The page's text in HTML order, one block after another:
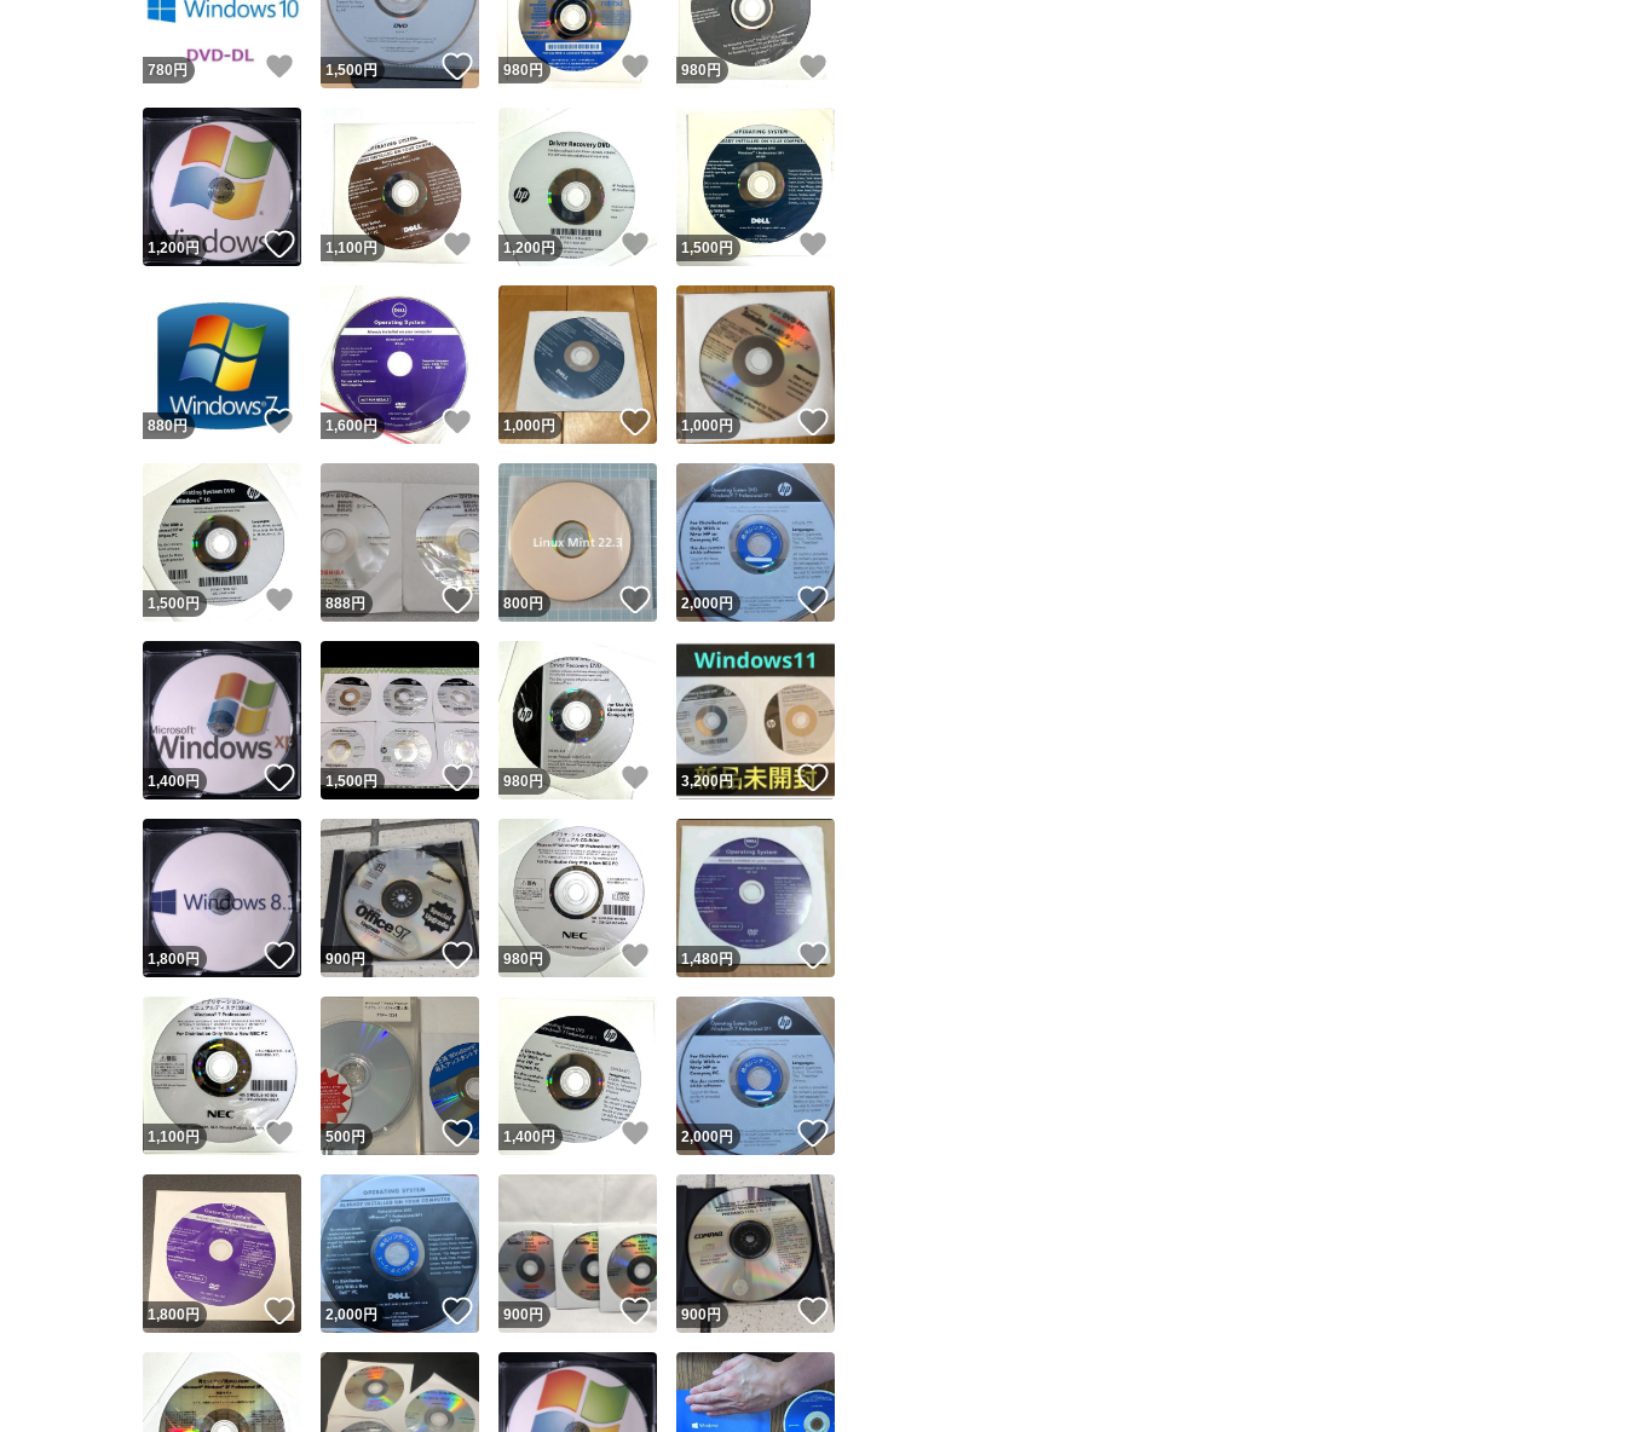
スピード＆安心発送
このユーザーは高頻度で24時間以内＆設定した発送日数内に発送してい
ます
スピード発送 このユーザーは高頻度で24時間以内に発送しています
安心発送 このユーザーは設定した発送日数内に発送しています
780 円 いいね！
1,500円 いいね！
980 円 いいね！
980 円
1,200円 いいね！
1,100円 いいね！
1,200円 いいね！
1,500円
880円 いいね！
1,600円 いいね！
1,000円 いいね！
1,000円 いいね！
1,500 円 いいね！
888円 いいね！
800円 いいね！
2,000円 いいね！
1,400円 いいね！
1,500円 いいね！
980円 いいね！
3,200円
1,800円 いいね！
900円 いいね！
980円 いいね！
1,480円 いいね！
1,100円 いいね！
500円 いいね！
1,400 円 いいね！
2,000円 いいね！
1,800円 いいね！
2,000円 いいね！
900円 いいね！
900円 いいね！